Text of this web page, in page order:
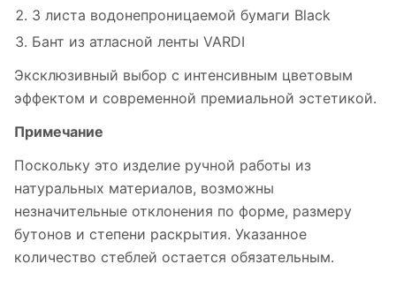
3 листа водонепроницаемой бумаги Black
Бант из атласной ленты VARDI
Эксклюзивный выбор с интенсивным цветовым
эффектом и современной премиальной эстетикой.
Примечание
Поскольку это изделие ручной работы из
натуральных материалов, возможны
незначительные отклонения по форме, размеру
бутонов и степени раскрытия. Указанное
количество стеблей остается обязательным.